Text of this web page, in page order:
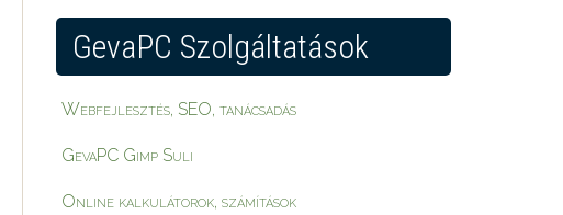
GevaPC Szolgáltatások
Webfejlesztés, SEO, tanácsadás
GevaPC Gimp Suli
Online kalkulátorok, számítások